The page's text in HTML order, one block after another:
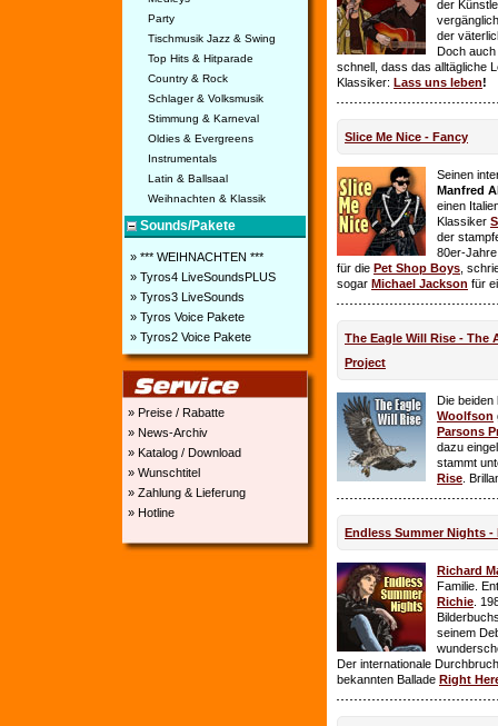
Party
Tischmusik Jazz & Swing
Top Hits & Hitparade
Country & Rock
Schlager & Volksmusik
Stimmung & Karneval
Oldies & Evergreens
Instrumentals
Latin & Ballsaal
Weihnachten & Klassik
Sounds/Pakete
» *** WEIHNACHTEN ***
» Tyros4 LiveSoundsPLUS
» Tyros3 LiveSounds
» Tyros Voice Pakete
» Tyros2 Voice Pakete
» Preise / Rabatte
» News-Archiv
» Katalog / Download
» Wunschtitel
» Zahlung & Lieferung
» Hotline
der
der
Doch auch
schnell, dass das alltägliche
Klassiker: Lass uns leben!
Slice Me Nice - Fancy
Seinen
Manfred
einen
Klassiker
der
80er-
für die Pet Shop Boys ,
sogar Michael Jackson für
The Eagle Will Rise - The
Project
Die beiden
Woolfson
Parsons
dazu
stammt
Rise .
Endless Summer Nights -
Richard
Familie.
Richie .
seinem
Der internationale
bekannten Ballade Right